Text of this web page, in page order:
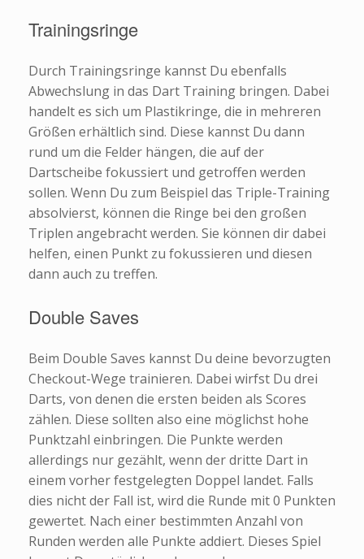
Trainingsringe
Durch Trainingsringe kannst Du ebenfalls
Abwechslung in das Dart Training bringen. Dabei
handelt es sich um Plastikringe, die in mehreren
Größen erhältlich sind. Diese kannst Du dann
rund um die Felder hängen, die auf der
Dartscheibe fokussiert und getroffen werden
sollen. Wenn Du zum Beispiel das Triple-Training
absolvierst, können die Ringe bei den großen
Triplen angebracht werden. Sie können dir dabei
helfen, einen Punkt zu fokussieren und diesen
dann auch zu treffen.
Double Saves
Beim Double Saves kannst Du deine bevorzugten
Checkout-Wege trainieren. Dabei wirfst Du drei
Darts, von denen die ersten beiden als Scores
zählen. Diese sollten also eine möglichst hohe
Punktzahl einbringen. Die Punkte werden
allerdings nur gezählt, wenn der dritte Dart in
einem vorher festgelegten Doppel landet. Falls
dies nicht der Fall ist, wird die Runde mit 0 Punkten
gewertet. Nach einer bestimmten Anzahl von
Runden werden alle Punkte addiert. Dieses Spiel